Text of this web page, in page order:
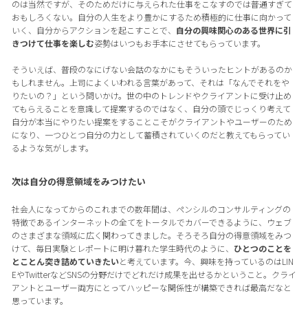
のは当然ですが、そのためだけに与えられた仕事をこなすのでは普通すぎて
おもしろくない。自分の人生をより豊かにするため積極的に仕事に向かって
いく、自分からアクションを起こすことで、 自分の興味関心のある世界に引
きつけて仕事を楽しむ姿勢はいつもお手本にさせてもらっています。
そういえば、普段のなにげない会話のなかにもそういったヒントがあるのか
もしれません。上司によくいわれる言葉があって、それは「なんでそれをや
りたいの？」という問いかけ。世の中のトレンドやクライアントに受け止め
てもらえることを意識して提案するのではなく、自分の頭でじっくり考えて
自分が本当にやりたい提案をすることこそがクライアントやユーザーのため
になり、一つひとつ自分の力として蓄積されていくのだと教えてもらってい
るような気がします。
次は自分の得意領域をみつけたい
社会人になってからのこれまでの数年間は、ペンシルのコンサルティングの
特徴であるインターネットの全てをトータルでカバーできるように、ウェブ
のさまざまな領域に広く関わってきました。そろそろ自分の得意領域をみつ
けて、毎日実験とレポートに明け暮れた学生時代のように、 ひとつのことを
とことん突き詰めていきたいと考えています。今、興味を持っているのはLIN
EやTwitterなどSNSの分野だけでどれだけ成果を出せるかということ。クライ
アントとユーザー両方にとってハッピーな関係性が構築できれば最高だなと
思っています。